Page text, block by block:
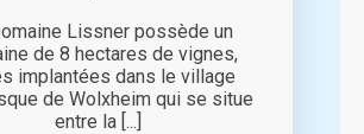
Lissner possède un
de 8 hectares de vignes,
implantées dans le village
de Wolxheim qui se situe
entre la [...]